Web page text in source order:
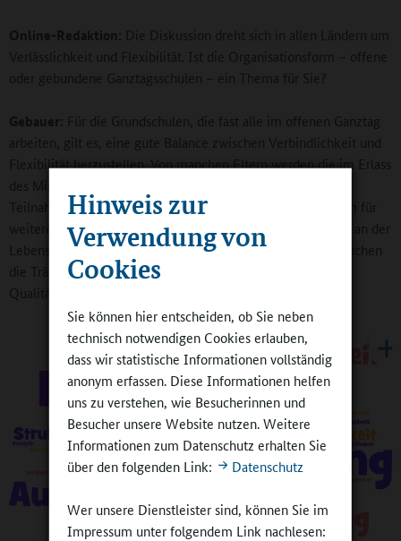
Hinweis zur
Verwendung von
Cookies
Sie können hier entscheiden, ob Sie neben
technisch notwendigen Cookies erlauben,
dass wir statistische Informationen vollständig
anonym erfassen. Diese Informationen helfen
uns zu verstehen, wie Besucherinnen und
Besucher unsere Website nutzen. Weitere
Informationen zum Datenschutz erhalten Sie
über den folgenden Link:
Datenschutz
Wer unsere Dienstleister sind, können Sie im
Impressum unter folgendem Link nachlesen:
Online-Redaktion: Die Diskussion dreht sich in allen Ländern um
Verlässlichkeit und Flexibilität. Ist die Organisationsform – offene
oder gebundene Ganztagsschulen – ein Thema für Sie?
Gebauer: Für die Grundschulen, die fast alle im offenen Ganztag
arbeiten, gilt es, eine gute Balance zwischen Verbindlichkeit und
Flexibilität herzustellen. Von manchen Eltern werden die im Erlass
des Ministeriums zum Ganztag geregelten Vorgaben zur
Teilnahme als starr empfunden, da sie nicht genügend Raum für
weitere Aktivitäten ihrer Kinder lassen. Dies geht in der Tat an der
Lebenswirklichkeit vieler Familien vorbei. Andererseits brauchen
die Träger eine gewisse Verlässlichkeit, um planen und die
Qualität der Angebote wahren zu können.